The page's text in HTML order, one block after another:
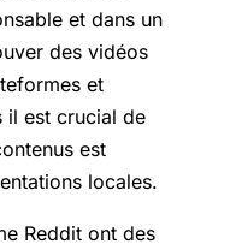
et dans un
des vidéos
et
il est crucial de
est
locales.
Reddit ont des